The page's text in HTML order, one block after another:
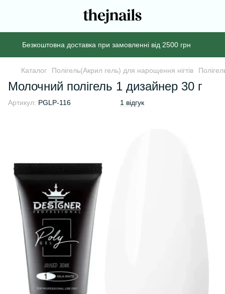
Безкоштовна доставка при замовленні від 2500 грн
Каталог Полігель(Акрил гель) для нарощення нігтів
Молочний полігель 1 дизайнер 30 г
Артикул: PGLP-116 1 відгук